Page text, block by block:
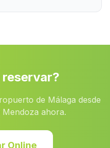
de Málaga desde
Mendoza ahora.
Online